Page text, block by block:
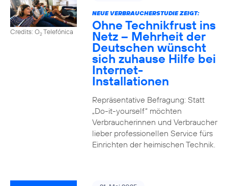
Credits: O2Telefónica
NEUE VERBRAUCHERSTUDIE ZEIGT:
Ohne Technikfrust ins
Netz – Mehrheit der
Deutschen wünscht
sich zuhause Hilfe bei
Internet-
Installationen
Repräsentative Befragung: Statt
„Do-it-yourself“ möchten
Verbraucherinnen und Verbraucher
lieber professionellen Service fürs
Einrichten der heimischen Technik.